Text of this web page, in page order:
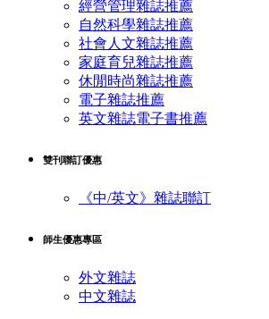
經營管理雜誌推薦
自然科學雜誌推薦
社會人文雜誌推薦
家庭育兒雜誌推薦
休閒時尚雜誌推薦
電子雜誌推薦
英文雜誌電子書推薦
雙刊聯訂優惠
《中/英文》雜誌聯訂
師生優惠專區
外文雜誌
中文雜誌